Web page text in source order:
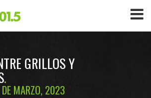
GRILLOS Y
MARZO, 2023